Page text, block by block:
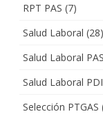
RPT PAS (7)
Salud Laboral (28)
Salud Laboral PAS
Salud Laboral PDI
Selección PTGAS